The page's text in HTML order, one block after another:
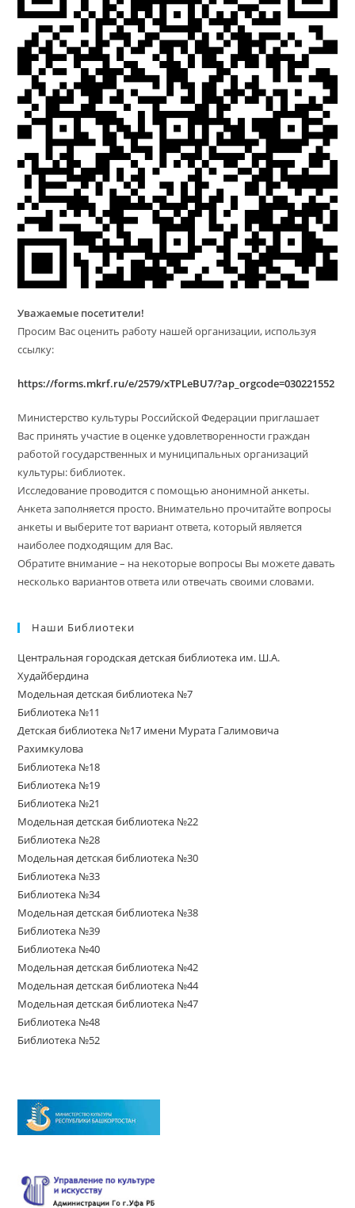
Уважаемые посетители!
Просим Вас оценить работу нашей организации, используя
ссылку:
https://forms.mkrf.ru/e/2579/xTPLeBU7/?ap_orgcode=030221552
Министерство культуры Российской Федерации приглашает
Вас принять участие в оценке удовлетворенности граждан
работой государственных и муниципальных организаций
культуры: библиотек.
Исследование проводится с помощью анонимной анкеты.
Анкета заполняется просто. Внимательно прочитайте вопросы
анкеты и выберите тот вариант ответа, который является
наиболее подходящим для Вас.
Обратите внимание – на некоторые вопросы Вы можете давать
несколько вариантов ответа или отвечать своими словами.
Наши Библиотеки
Центральная городская детская библиотека им. Ш.А.
Худайбердина
Модельная детская библиотека №7
Библиотека №11
Детская библиотека №17 имени Мурата Галимовича
Рахимкулова
Библиотека №18
Библиотека №19
Библиотека №21
Модельная детская библиотека №22
Библиотека №28
Модельная детская библиотека №30
Библиотека №33
Библиотека №34
Модельная детская библиотека №38
Библиотека №39
Библиотека №40
Модельная детская библиотека №42
Модельная детская библиотека №44
Модельная детская библиотека №47
Библиотека №48
Библиотека №52